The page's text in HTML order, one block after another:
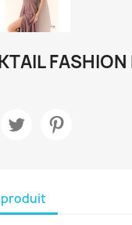
FASHION
produit